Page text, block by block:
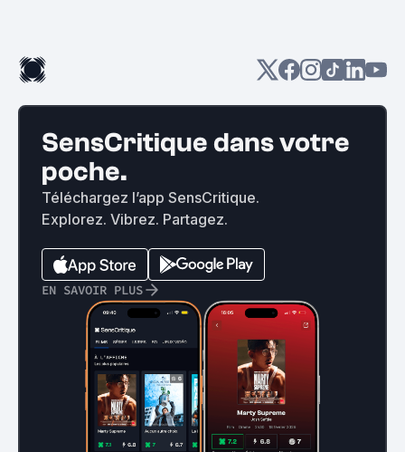
SensCritique dans votre
poche.
Téléchargez l’app SensCritique.
Explorez. Vibrez. Partagez.
EN SAVOIR PLUS